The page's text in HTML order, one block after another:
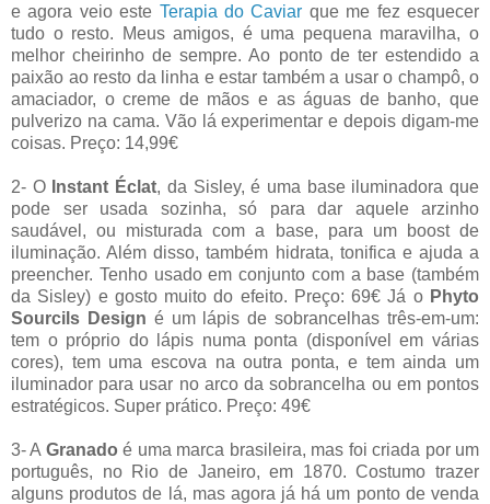
e agora veio este Terapia do Caviar que me fez esquecer
tudo o resto. Meus amigos, é uma pequena maravilha, o
melhor cheirinho de sempre. Ao ponto de ter estendido a
paixão ao resto da linha e estar também a usar o champô, o
amaciador, o creme de mãos e as águas de banho, que
pulverizo na cama. Vão lá experimentar e depois digam-me
coisas. Preço: 14,99€
2- O Instant Éclat, da Sisley, é uma base iluminadora que
pode ser usada sozinha, só para dar aquele arzinho
saudável, ou misturada com a base, para um boost de
iluminação. Além disso, também hidrata, tonifica e ajuda a
preencher. Tenho usado em conjunto com a base (também
da Sisley) e gosto muito do efeito. Preço: 69€ Já o Phyto
Sourcils Design é um lápis de sobrancelhas três-em-um:
tem o próprio do lápis numa ponta (disponível em várias
cores), tem uma escova na outra ponta, e tem ainda um
iluminador para usar no arco da sobrancelha ou em pontos
estratégicos. Super prático. Preço: 49€
3- A Granado é uma marca brasileira, mas foi criada por um
português, no Rio de Janeiro, em 1870. Costumo trazer
alguns produtos de lá, mas agora já há um ponto de venda